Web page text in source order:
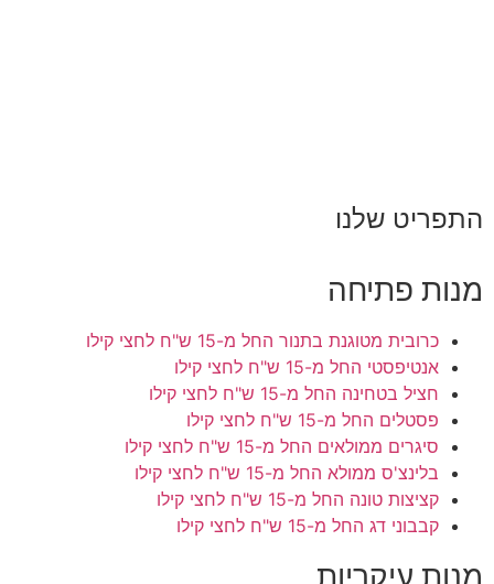
התפריט שלנו
מנות פתיחה
כרובית מטוגנת בתנור החל מ-15 ש"ח לחצי קילו
אנטיפסטי החל מ-15 ש"ח לחצי קילו
חציל בטחינה החל מ-15 ש"ח לחצי קילו
פסטלים החל מ-15 ש"ח לחצי קילו
סיגרים ממולאים החל מ-15 ש"ח לחצי קילו
בלינצ'ס ממולא החל מ-15 ש"ח לחצי קילו
קציצות טונה החל מ-15 ש"ח לחצי קילו
קבבוני דג החל מ-15 ש"ח לחצי קילו
מנות עיקריות